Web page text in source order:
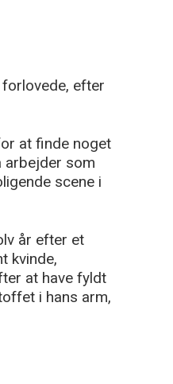
efter
at finde noget
arbejder som
scene i
år efter et
kvinde,
at have fyldt
i hans arm,